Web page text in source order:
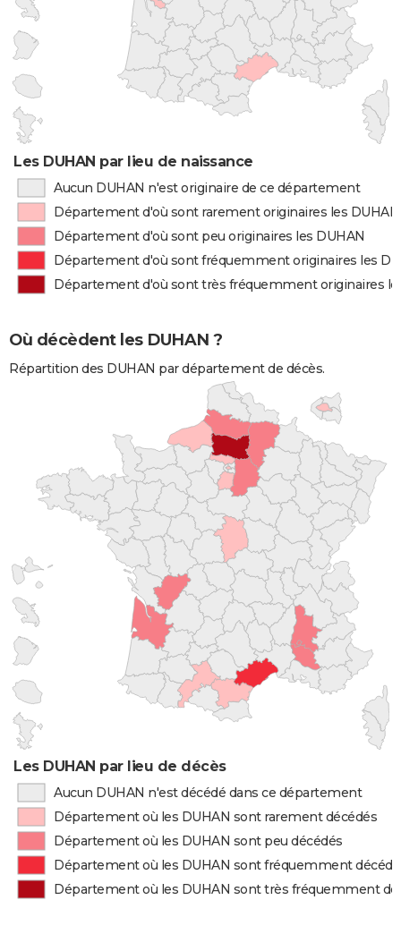
Les DUHAN par lieu de naissance
Aucun DUHAN n'est originaire de ce département
Département d'où sont rarement originaires les DUHAN
Département d'où sont peu originaires les DUHAN
Département d'où sont fréquemment originaires les
Département d'où sont très fréquemment originaires
Où décèdent les DUHAN ?
Répartition des DUHAN par département de décès.
Les DUHAN par lieu de décès
Aucun DUHAN n'est décédé dans ce département
Département où les DUHAN sont rarement décédés
Département où les DUHAN sont peu décédés
Département où les DUHAN sont fréquemment
Département où les DUHAN sont très fréquemment